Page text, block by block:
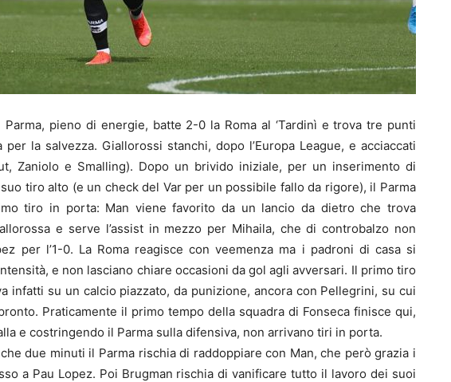
Parma, pieno di energie, batte 2-0 la Roma al ‘Tardinì e trova tre punti
la salvezza. Giallorossi stanchi, dopo l’Europa League, e acciaccati
Zaniolo e Smalling). Dopo un brivido iniziale, per un inserimento di
tiro alto (e un check del Var per un possibile fallo da rigore), il Parma
tiro in porta: Man viene favorito da un lancio da dietro che trova
e serve l’assist in mezzo per Mihaila, che di controbalzo non
per l’1-0. La Roma reagisce con veemenza ma i padroni di casa si
e non lasciano chiare occasioni da gol agli avversari. Il primo tiro
infatti su un calcio piazzato, da punizione, ancora con Pellegrini, su cui
Praticamente il primo tempo della squadra di Fonseca finisce qui,
e costringendo il Parma sulla difensiva, non arrivano tiri in porta.
due minuti il Parma rischia di raddoppiare con Man, che però grazia i
a Pau Lopez. Poi Brugman rischia di vanificare tutto il lavoro dei suoi